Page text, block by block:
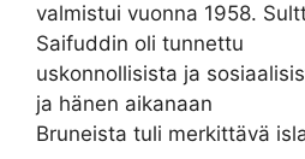
valmistui vuonna 1958.
Saifuddin oli tunnettu
uskonnollisista ja
ja hänen aikanaan
Bruneista tuli merkittävä